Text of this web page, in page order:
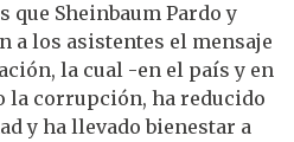
que Sheinbaum Pardo y
a los asistentes el mensaje
la cual -en el país y en
la corrupción, ha reducido
y ha llevado bienestar a